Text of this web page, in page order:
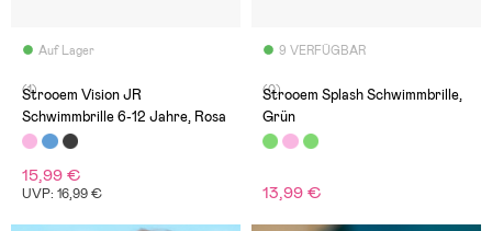
Auf Lager
(1)
Strooem Vision JR
Schwimmbrille 6-12 Jahre, Rosa
15,99 €
UVP: 16,99 €
9 VERFÜGBAR
(0)
Strooem Splash Schwimmbrille,
Grün
13,99 €